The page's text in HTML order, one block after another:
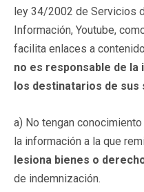
ley 34/2002 de Servicios
Información, Youtube,
facilita enlaces a
no es responsable de la
los destinatarios de sus
a) No tengan
la información a la que
lesiona bienes o
de indemnización.